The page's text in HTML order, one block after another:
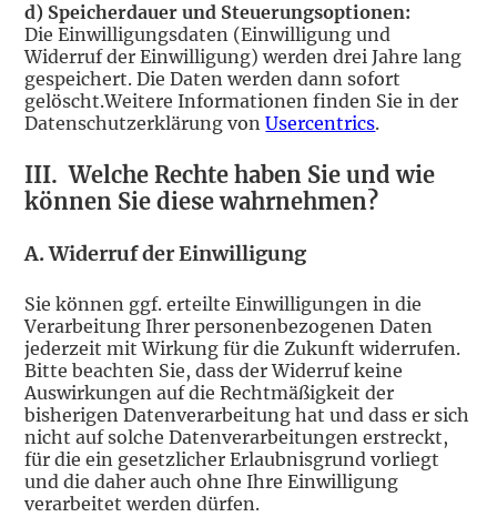
d) Speicherdauer und Steuerungsoptionen:
Die Einwilligungsdaten (Einwilligung und
Widerruf der Einwilligung) werden drei Jahre lang
gespeichert. Die Daten werden dann sofort
gelöscht.Weitere Informationen finden Sie in der
Datenschutzerklärung vonUsercentrics.
III.Welche Rechte haben Sie und wie
können Sie diese wahrnehmen?
A. Widerruf der Einwilligung
Sie können ggf. erteilte Einwilligungen in die
Verarbeitung Ihrer personenbezogenen Daten
jederzeit mit Wirkung für die Zukunft widerrufen.
Bitte beachten Sie, dass der Widerruf keine
Auswirkungen auf die Rechtmäßigkeit der
bisherigen Datenverarbeitung hat und dass er sich
nicht auf solche Datenverarbeitungen erstreckt,
für die ein gesetzlicher Erlaubnisgrund vorliegt
und die daher auch ohne Ihre Einwilligung
verarbeitet werden dürfen.